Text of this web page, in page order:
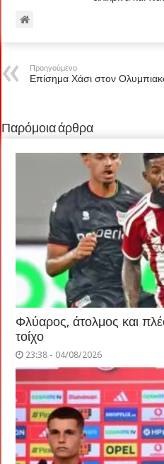
Προηγούμενο
Επίσημα Χάσι στον
Παρόμοια άρθρα
Φλύαρος, άτολμος και
τοίχο
23:38 - 04/08/2026